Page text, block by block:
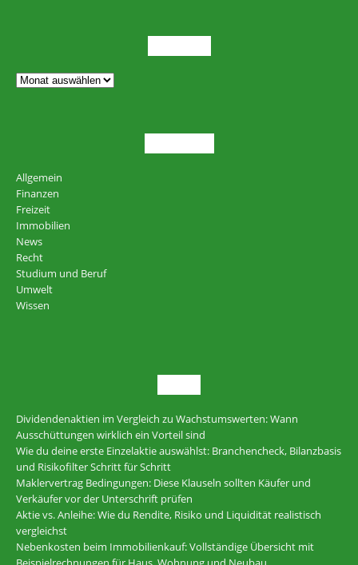
Allgemein
Finanzen
Freizeit
Immobilien
News
Recht
Studium und Beruf
Umwelt
Wissen
Dividendenaktien im Vergleich zu Wachstumswerten: Wann
Ausschüttungen wirklich ein Vorteil sind
Wie du deine erste Einzelaktie auswählst: Branchencheck, Bilanzbasis
und Risikofilter Schritt für Schritt
Maklervertrag Bedingungen: Diese Klauseln sollten Käufer und
Verkäufer vor der Unterschrift prüfen
Aktie vs. Anleihe: Wie du Rendite, Risiko und Liquidität realistisch
vergleichst
Nebenkosten beim Immobilienkauf: Vollständige Übersicht mit